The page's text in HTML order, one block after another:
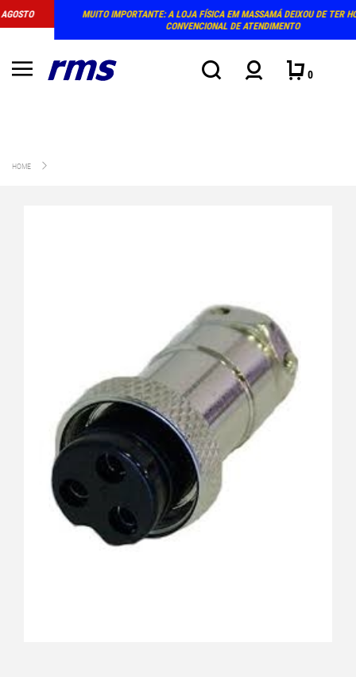
MUITO IMPORTANTE: A LOJA FÍSICA EM MASSAMÁ DEIXOU DE TER HORÁRIO
CONVENCIONAL DE ATENDIMENTO
0
HOME